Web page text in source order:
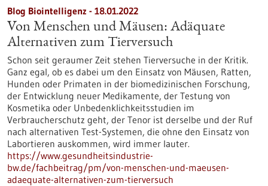
Blog Biointelligenz - 18.01.2022
Von Menschen und Mäusen: Adäquate
Alternativen zum Tierversuch
Schon seit geraumer Zeit stehen Tierversuche in der Kritik.
Ganz egal, ob es dabei um den Einsatz von Mäusen, Ratten,
Hunden oder Primaten in der biomedizinischen Forschung,
der Entwicklung neuer Medikamente, der Testung von
Kosmetika oder Unbedenklichkeitsstudien im
Verbraucherschutz geht, der Tenor ist derselbe und der Ruf
nach alternativen Test-Systemen, die ohne den Einsatz von
Labortieren auskommen, wird immer lauter.
https://www.gesundheitsindustrie-
bw.de/fachbeitrag/pm/von-menschen-und-maeusen-
adaequate-alternativen-zum-tierversuch